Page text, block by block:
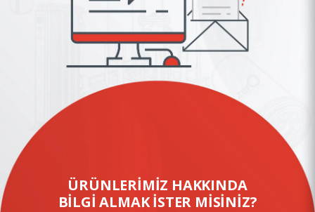
ÜRÜNLERİMİZ HAKKINDA
BİLGİ ALMAK İSTER MİSİNİZ?